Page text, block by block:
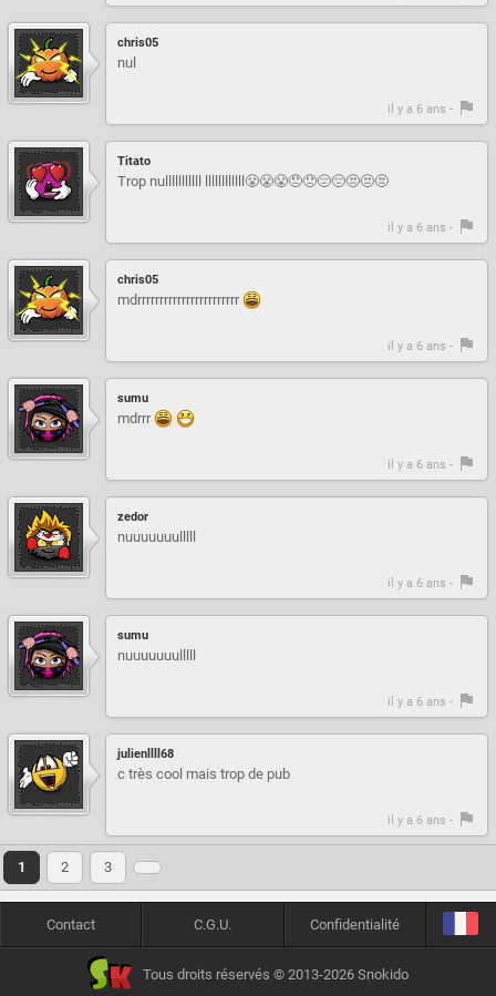
chris05
nul
il y a 6 ans -
Titato
Trop nulllllllllll llllllllllll😤😤😤😞😞😔😔😒😒😒
il y a 6 ans -
chris05
mdrrrrrrrrrrrrrrrrrrrrrrr
il y a 6 ans -
sumu
mdrrr
il y a 6 ans -
zedor
nuuuuuuulllll
il y a 6 ans -
sumu
nuuuuuuulllll
il y a 6 ans -
julienllll68
c très cool mais trop de pub
il y a 6 ans -
1 2 3
Contact C.G.U. Confidentialité
Tous droits réservés © 2013-2026 Snokido